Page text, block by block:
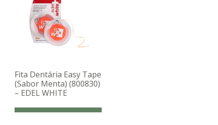
Fita Dentária Easy Tape
(Sabor Menta) (800830)
– EDEL WHITE